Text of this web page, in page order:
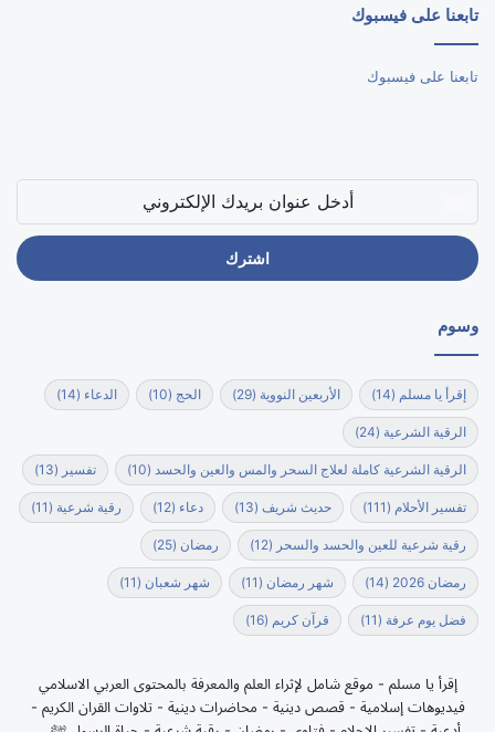
تابعنا على فيسبوك
تابعنا على فيسبوك
بريدك
الإلكتروني
وسوم
إقرأ يا مسلم (14) الأربعين النووية (29) الحج (10) الدعاء (14)
الرقية الشرعية (24)
الرقية الشرعية كاملة لعلاج السحر والمس والعين والحسد (10) تفسير (13)
تفسير الأحلام (111) حديث شريف (13) دعاء (12) رقية شرعية (11)
رقية شرعية للعين والحسد والسحر (12) رمضان (25)
رمضان 2026 (14) شهر رمضان (11) شهر شعبان (11)
فضل يوم عرفة (11) قرآن كريم (16)
إقرأ يا مسلم - موقع شامل لإثراء العلم والمعرفة بالمحتوى العربي الاسلامي
فيديوهات إسلامية - قصص دينية - محاضرات دينية - تلاوات القران الكريم -